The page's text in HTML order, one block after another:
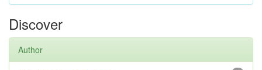
Discover
Author